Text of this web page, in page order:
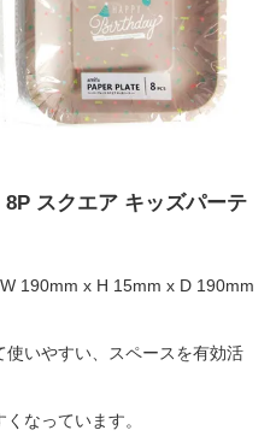
スクエア キッズパーテ
190mm x H 15mm x D 190mm
いやすい、スペースを有効活
なっています。